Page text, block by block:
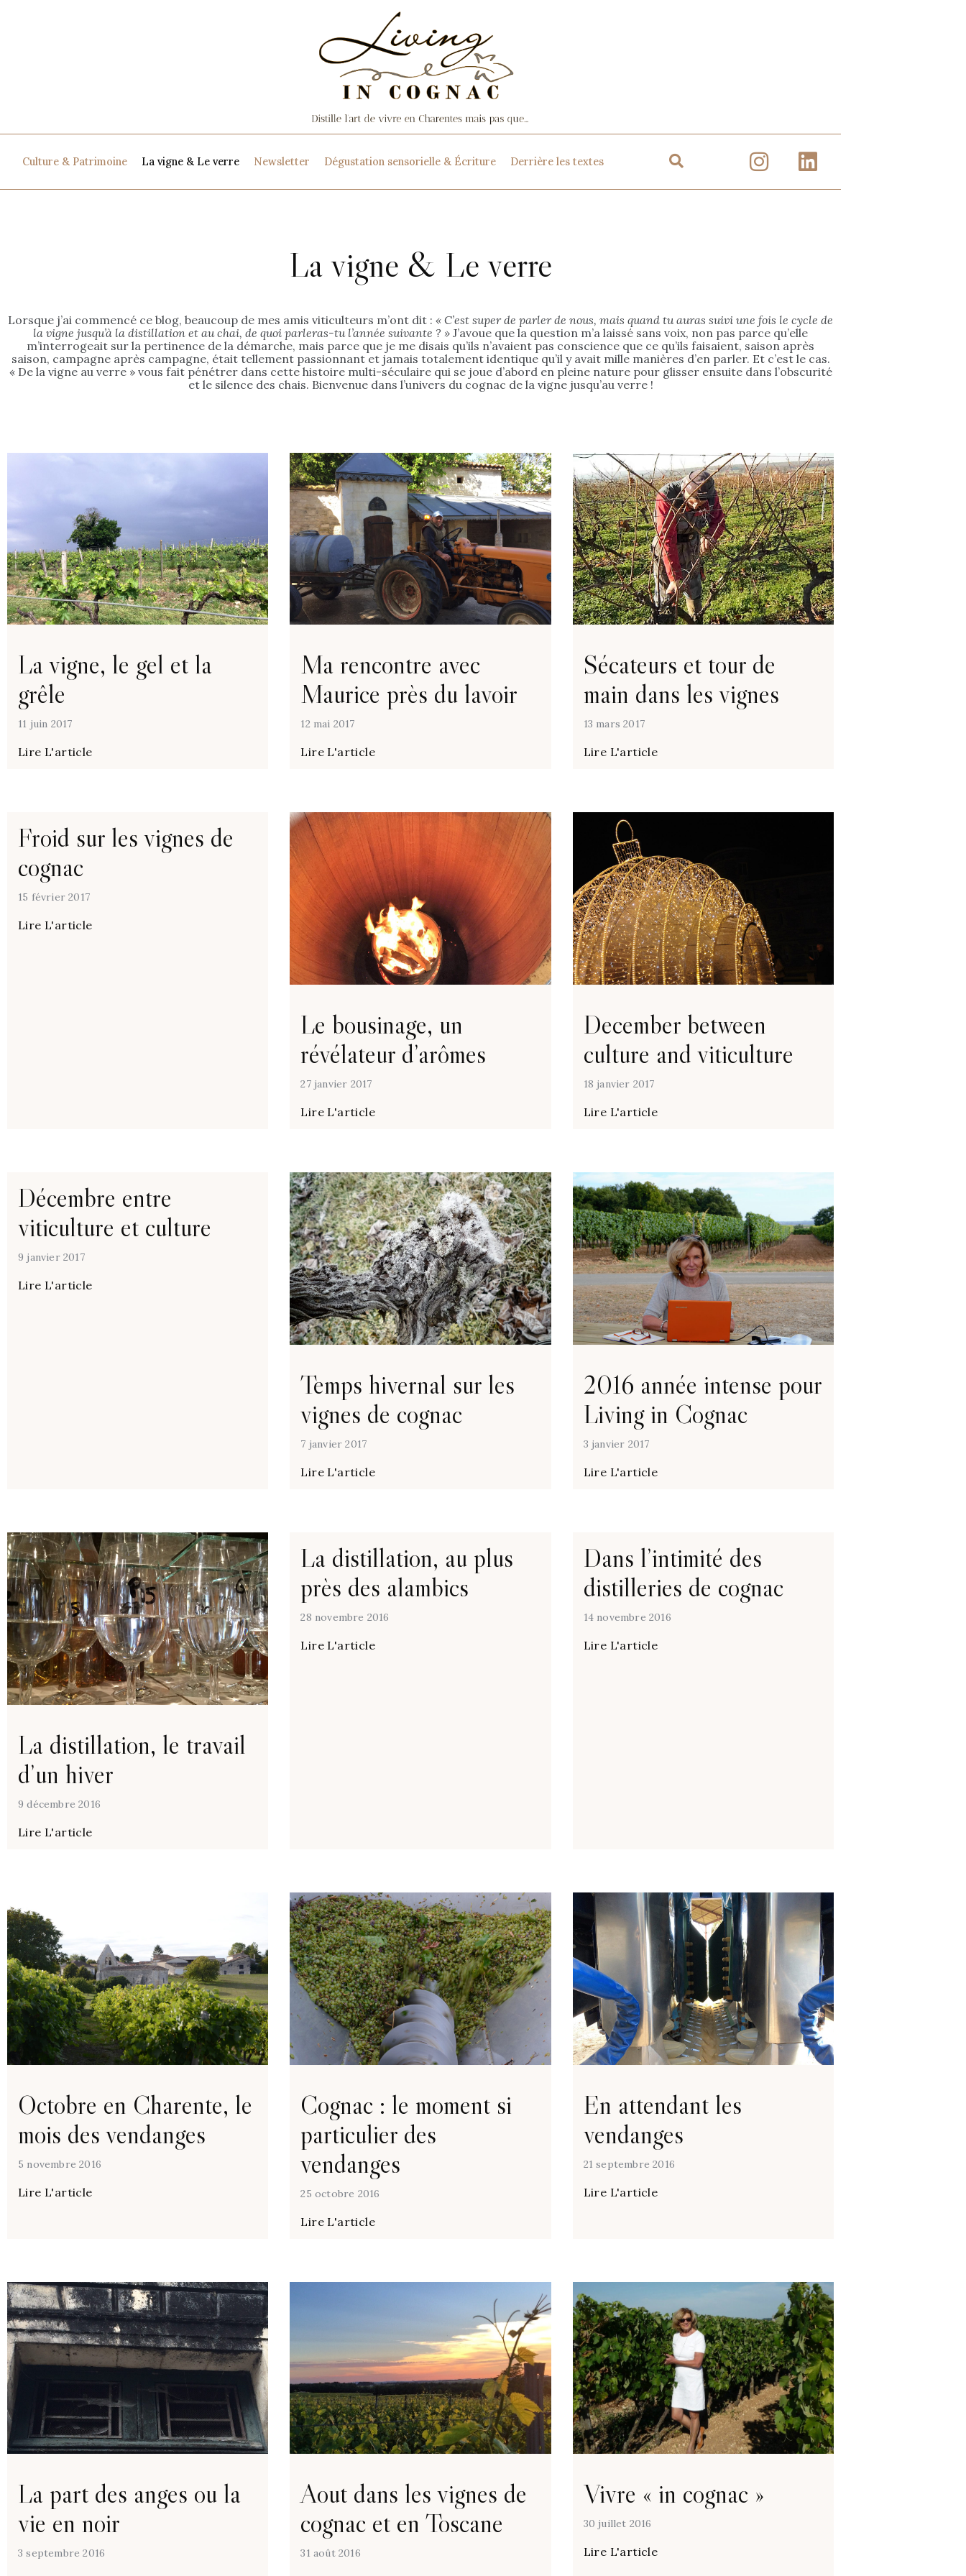
Culture & Patrimoine La vigne & Le verre Newsletter Dégustation sensorielle & Écriture Derrière les textes
La vigne & Le verre
Lorsque j’ai commencé ce blog, beaucoup de mes amis viticulteurs m’ont dit : « C’est super de parler de nous, mais quand tu auras suivi une fois le cycle de
la vigne jusqu’à la distillation et au chai, de quoi parleras-tu l’année suivante ? » J’avoue que la question m’a laissé sans voix, non pas parce qu’elle
m’interrogeait sur la pertinence de la démarche, mais parce que je me disais qu’ils n’avaient pas conscience que ce qu’ils faisaient, saison après
saison, campagne après campagne, était tellement passionnant et jamais totalement identique qu’il y avait mille manières d’en parler. Et c’est le cas.
« De la vigne au verre » vous fait pénétrer dans cette histoire multi-séculaire qui se joue d’abord en pleine nature pour glisser ensuite dans l’obscurité
et le silence des chais. Bienvenue dans l’univers du cognac de la vigne jusqu’au verre !
La vigne, le gel et la
grêle
11 juin 2017
Lire L'article
Ma rencontre avec
Maurice près du lavoir
12 mai 2017
Lire L'article
Sécateurs et tour de
main dans les vignes
13 mars 2017
Lire L'article
Froid sur les vignes de
cognac
15 février 2017
Lire L'article
Le bousinage, un
révélateur d’arômes
27 janvier 2017
Lire L'article
December between
culture and viticulture
18 janvier 2017
Lire L'article
Décembre entre
viticulture et culture
9 janvier 2017
Lire L'article
Temps hivernal sur les
vignes de cognac
7 janvier 2017
Lire L'article
2016 année intense pour
Living in Cognac
3 janvier 2017
Lire L'article
La distillation, le travail
d’un hiver
9 décembre 2016
Lire L'article
La distillation, au plus
près des alambics
28 novembre 2016
Lire L'article
Dans l’intimité des
distilleries de cognac
14 novembre 2016
Lire L'article
Octobre en Charente, le
mois des vendanges
5 novembre 2016
Lire L'article
Cognac : le moment si
particulier des
vendanges
25 octobre 2016
Lire L'article
En attendant les
vendanges
21 septembre 2016
Lire L'article
La part des anges ou la
vie en noir
3 septembre 2016
Aout dans les vignes de
cognac et en Toscane
31 août 2016
Vivre « in cognac »
30 juillet 2016
Lire L'article